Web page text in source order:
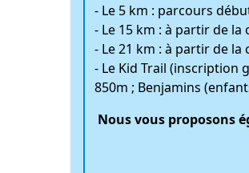
- Le 5 km : parcours
- Le 15 km : à partir de
- Le 21 km : à partir de
- Le Kid Trail (inscription
850m ; Benjamins
Nous vous proposons